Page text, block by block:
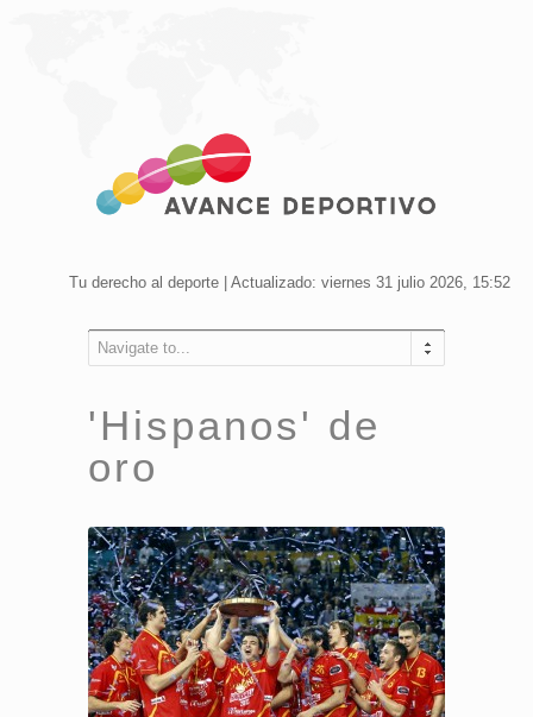
Tu derecho al deporte | Actualizado: viernes 31 julio 2026, 15:52
Navigate to...
'Hispanos' de
oro